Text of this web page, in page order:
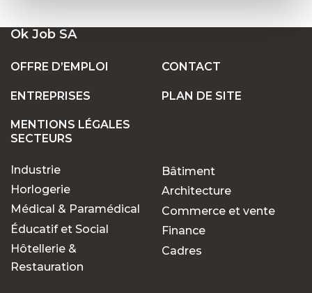
Ok Job SA
OFFRE D’EMPLOI
ENTREPRISES
MENTIONS LÉGALES
CONTACT
PLAN DE SITE
SECTEURS
Industrie
Horlogerie
Médical & Paramédical
Éducatif et Social
Hôtellerie &
Restauration
Bâtiment
Architecture
Commerce et vente
Finance
Cadres